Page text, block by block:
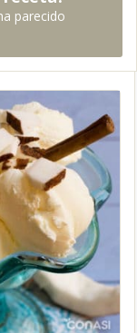
parecido